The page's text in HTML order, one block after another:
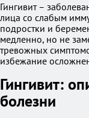
Гингивит –
лица со слабым
подростки и
медленно, но не
тревожных
избежание
Гингивит:
болезни